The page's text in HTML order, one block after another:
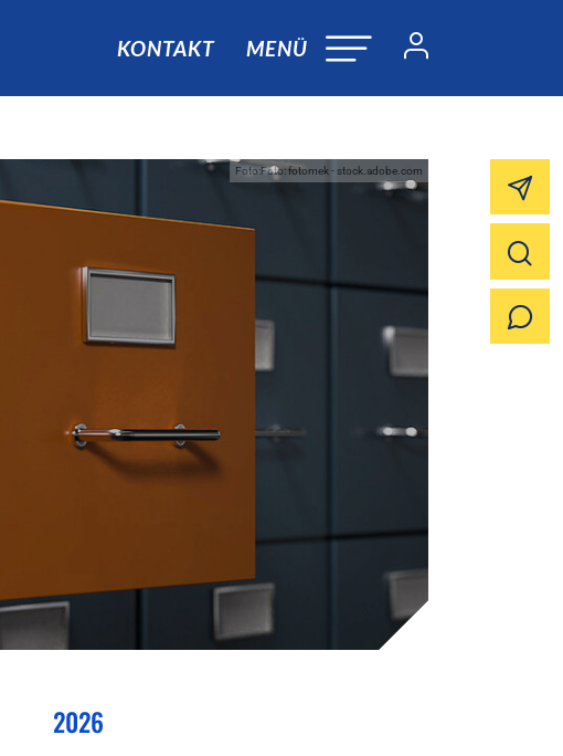
KONTAKT MENÜ
Foto:Foto: fotomek - stock.adobe.com
2026